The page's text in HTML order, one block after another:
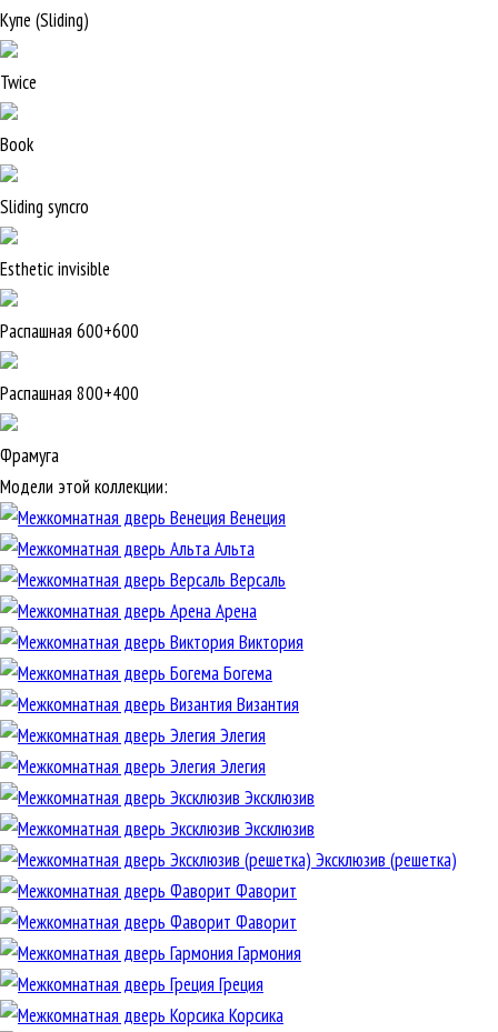
Купе (Sliding)
Twice
Book
Sliding syncro
Esthetic invisible
Распашная 600+600
Распашная 800+400
Фрамуга
Модели этой коллекции:
Венеция
Альта
Версаль
Арена
Виктория
Богема
Византия
Элегия
Элегия
Эксклюзив
Эксклюзив
Эксклюзив (решетка)
Фаворит
Фаворит
Гармония
Греция
Корсика